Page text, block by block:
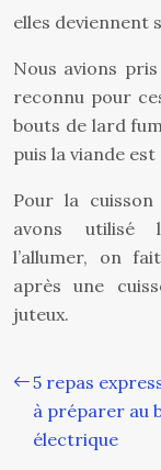
elles deviennent
Nous avions
reconnu pour
bouts de lard
puis la viande
Pour la
avons utilisé
l’allumer, on
après une
juteux.
5 repas
à préparer au
électrique